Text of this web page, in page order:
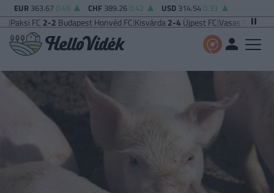
EUR 363.67 0.49 CHF 389.26 0.42 USD 314.54 0.33
2-2Budapest Honvéd FC|Kisvárda2-4Újpest FC|Vasas FC5-0